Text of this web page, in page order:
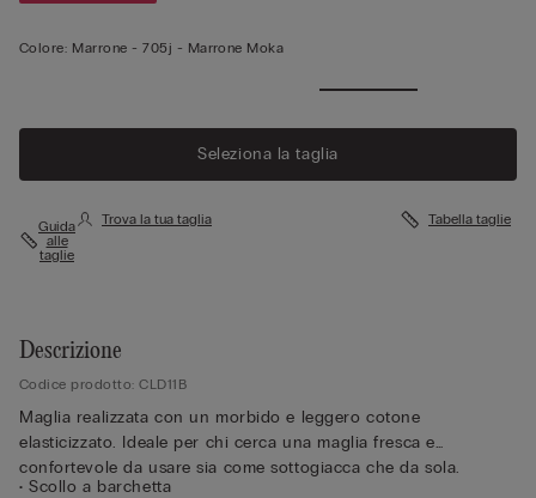
Colore: Marrone -705j - Marrone Moka
Seleziona la taglia
Guida
alle
taglie
Trova la tua taglia Tabella taglie
Descrizione
Codice prodotto: CLD11B
Maglia realizzata con un morbido e leggero cotone
elasticizzato. Ideale per chi cerca una maglia fresca e
confortevole da usare sia come sottogiacca che da sola.
• Scollo a barchetta